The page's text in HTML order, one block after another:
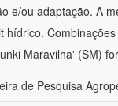
e/ou adaptação. A
Maravilha' (SM)
de Pesquisa